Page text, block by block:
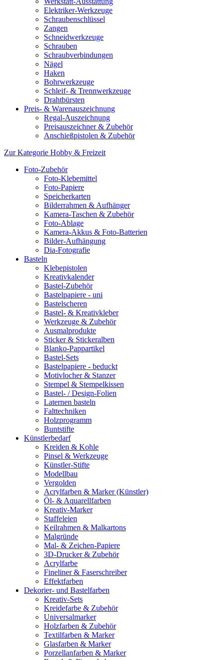
Elektriker-Werkzeuge
Schraubenschlüssel
Zangen
Schneidwerkzeuge
Schrauben
Schraubverbindungen
Nägel
Haken
Bohrwerkzeuge
Schleif- & Trennwerkzeuge
Drahtbürsten
Preis- & Warenauszeichnung
Regal-Auszeichnung
Preisauszeichner & Zubehör
Anschießpistolen & Zubehör
Zur Kategorie Hobby & Freizeit
Foto-Zubehör
Foto-Klebemittel
Foto-Papiere
Speicherkarten
Bilderrahmen & Aufhänger
Kamera-Taschen & Zubehör
Foto-Ablage
Kamera-Akkus & Foto-Batterien
Bilder-Aufhängung
Dia-Fotografie
Basteln
Klebepistolen
Kreativkalender
Bastel-Zubehör
Bastelpapiere - uni
Bastelscheren
Bastel- & Kreativkleber
Werkzeuge & Zubehör
Ausmalprodukte
Sticker & Stickeralben
Blanko-Pappartikel
Bastel-Sets
Bastelpapiere - beduckt
Motivlocher & Stanzer
Stempel & Stempelkissen
Bastel- / Design-Folien
Laternen basteln
Falttechniken
Holzprogramm
Buntstifte
Künstlerbedarf
Kreiden & Kohle
Pinsel & Werkzeuge
Künstler-Stifte
Modellbau
Vergolden
Acrylfarben & Marker (Künstler)
Öl- & Aquarellfarben
Kreativ-Marker
Staffeleien
Keilrahmen & Malkartons
Malgründe
Mal- & Zeichen-Papiere
3D-Drucker & Zubehör
Acrylfarbe
Fineliner & Faserschreiber
Effektfarben
Dekorier- und Bastelfarben
Kreativ-Sets
Kreidefarbe & Zubehör
Universalmarker
Holzfarben & Zubehör
Textilfarben & Marker
Glasfarben & Marker
Porzellanfarben & Marker